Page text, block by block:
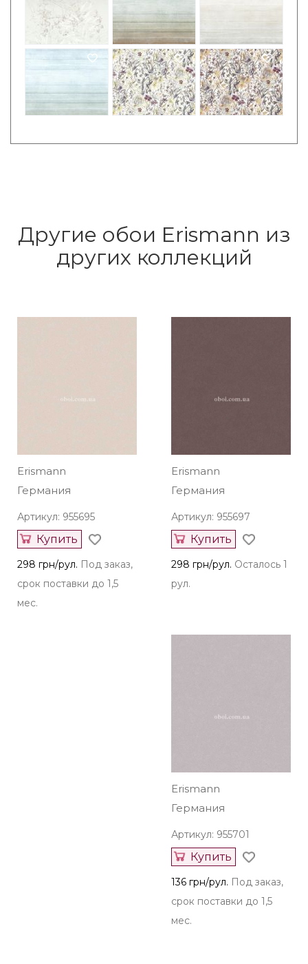
Другие обои Erismann из
других коллекций
Erismann
Германия
Артикул: 955695
Купить
298 грн/рул. Под заказ,
срок поставки до 1,5
мес.
Erismann
Германия
Артикул: 955697
Купить
298 грн/рул. Осталось 1
рул.
Erismann
Германия
Артикул: 955701
Купить
136 грн/рул. Под заказ,
срок поставки до 1,5
мес.